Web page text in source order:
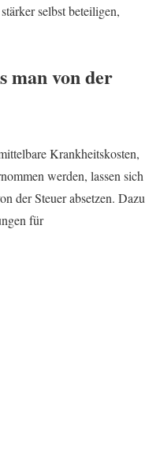
selbst beteiligen,
man von der
Krankheitskosten,
werden, lassen sich
der Steuer absetzen. Dazu
für